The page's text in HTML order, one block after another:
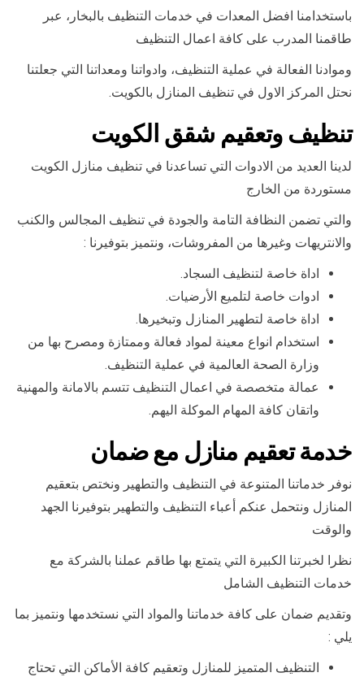
باستخدامنا افضل المعدات في خدمات التنظيف بالبخار، عبر
طاقمنا المدرب على كافة اعمال التنظيف
وموادنا الفعالة في عملية التنظيف، وادواتنا ومعداتنا التي جعلتنا
نحتل المركز الاول في تنظيف المنازل بالكويت.
تنظيف وتعقيم شقق الكويت
لدينا العديد من الادوات التي تساعدنا في تنظيف منازل الكويت
مستوردة من الخارج
والتي تضمن النظافة التامة والجودة في تنظيف المجالس والكنب
والانتريهات وغيرها من المفروشات، ونتميز بتوفيرنا :
اداة خاصة لتنظيف السجاد.
ادوات خاصة لتلميع الأرضيات.
اداة خاصة لتطهير المنازل وتبخيرها.
استخدام انواع معينة لمواد فعالة وممتازة ومصرح بها من
وزارة الصحة العالمية في عملية التنظيف.
عمالة متخصصة في اعمال التنظيف تتسم بالامانة والمهنية
واتقان كافة المهام الموكلة اليهم.
خدمة تعقيم منازل مع ضمان
نوفر خدماتنا المتنوعة في التنظيف والتطهير ونختص بتعقيم
المنازل ونتحمل عنكم أعباء التنظيف والتطهير بتوفيرنا الجهد
والوقت
نظرا لخبرتنا الكبيرة التي يتمتع بها طاقم عملنا بالشركة مع
خدمات التنظيف الشامل
وتقديم ضمان على كافة خدماتنا والمواد التي نستخدمها ونتميز بما
يلي :
التنظيف المتميز للمنازل وتعقيم كافة الأماكن التي تحتاج